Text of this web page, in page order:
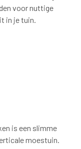
voor nuttige
in je tuin.
is een slimme
moestuin.